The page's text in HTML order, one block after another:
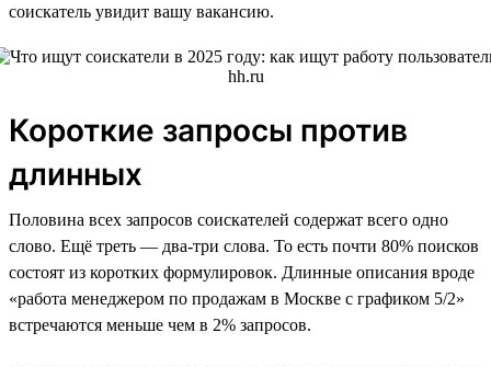
соискатель увидит вашу вакансию.
Короткие запросы против
длинных
Половина всех запросов соискателей содержат всего одно
слово. Ещё треть — два-три слова. То есть почти 80% поисков
состоят из коротких формулировок. Длинные описания вроде
«работа менеджером по продажам в Москве с графиком 5/2»
встречаются меньше чем в 2% запросов.